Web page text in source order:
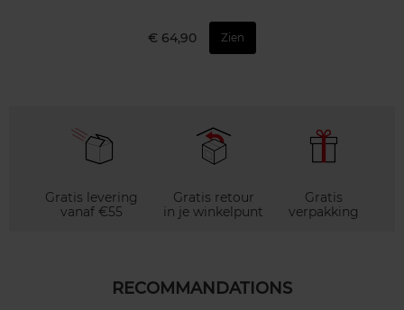
€ 64,90 Zien
Gratis levering
vanaf €55
Gratis retour
in je winkelpunt
Gratis
verpakking
RECOMMANDATIONS